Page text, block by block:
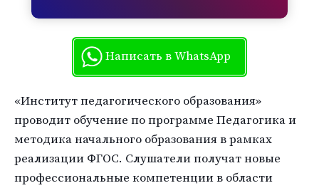
Написать в WhatsApp
«Институт педагогического образования»
проводит обучение по программе Педагогика и
методика начального образования в рамках
реализации ФГОС. Слушатели получат новые
профессиональные компетенции в области